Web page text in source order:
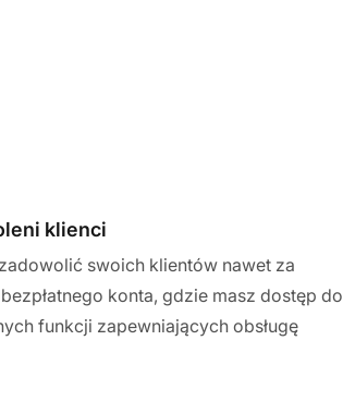
klienci
swoich klientów nawet za
konta, gdzie masz dostęp do
funkcji zapewniających obsługę